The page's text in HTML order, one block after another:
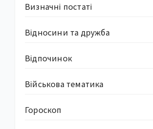
Визначні постаті
Відносини та дружба
Відпочинок
Військова тематика
Гороскоп